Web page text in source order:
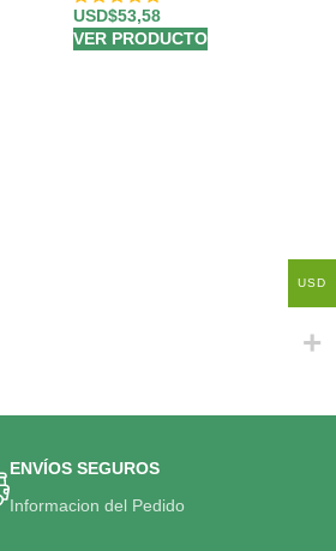
USD$53,58
VER PRODUCTO
ENVÍOS SEGUROS
Informacion del Pedido
USD